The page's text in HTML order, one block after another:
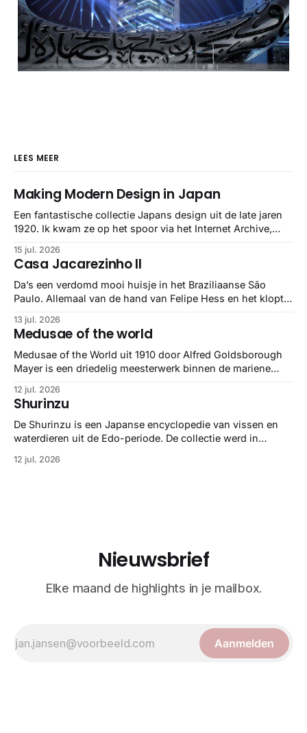
LEES MEER
Making Modern Design in Japan
Een fantastische collectie Japans design uit de late jaren
1920. Ik kwam ze op het spoor via het Internet Archive,
gebundeld in een: boek ✨ Daarin hebben ze alle scans een
stuk netter getrokken, maar op deze manier vind ik ze er
minstens
15 jul. 2026
Casa Jacarezinho II
Da’s een verdomd mooi huisje in het Braziliaanse São
Paulo. Allemaal van de hand van Felipe Hess en het klopt
13 jul. 2026
Medusae of the world
Medusae of the World uit 1910 door Alfred Goldsborough
Mayer is een driedelig meesterwerk binnen de mariene
gedetailleerd overzicht van kwallensoorten en hun
taxonomie. Het boek staat bekend om de combinatie van
strikte wetenschap met prachtige, handgetekende
illustraties en kleurendrukplaten van Mayer zelf.
12 jul. 2026
Shurinzu
De Shurinzu is een Japanse encyclopedie van vissen en
waterdieren uit de Edo-periode. De collectie werd in
bekend om verfijnde technieken en bijna driedimensionale
12 jul. 2026
Nieuwsbrief
Elke maand de highlights in je mailbox.
Aanmelden